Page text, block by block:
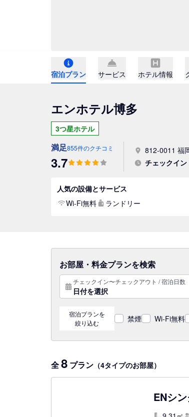
宿泊プラン サービス ホテル情報
エンホテル博多
3つ星ホテル
812-0011 福
チェックイン
満足855件のクチコミ
3.7
人気の設備とサービス
Wi-Fi無料 ランドリー
お部屋・料金プランを検索
チェックイン〜チェックアウト / 宿泊日数
日付を選択
宿泊プランを
絞り込む
禁煙 Wi-Fi無料
全8 プラン （4タイプのお部屋）
ENシ